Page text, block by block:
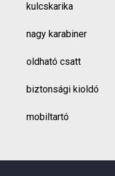
kulcskarika
nagy karabiner
oldható csatt
biztonsági kioldó
mobiltartó